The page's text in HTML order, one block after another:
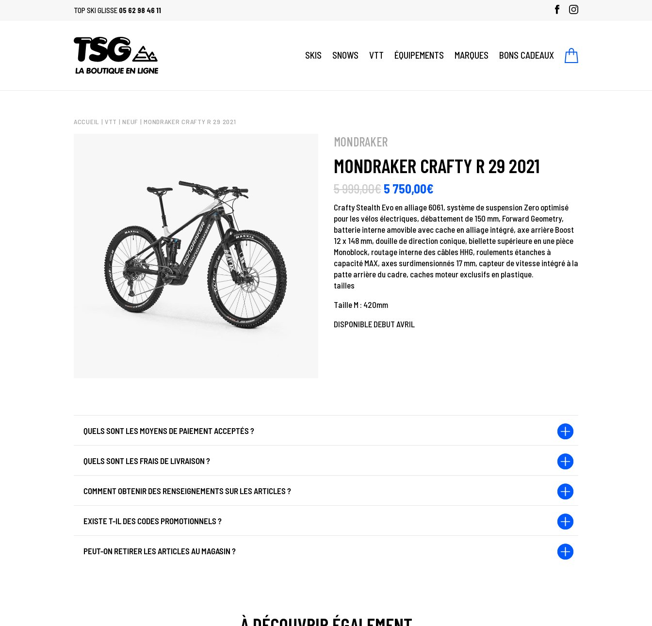
TOP SKI GLISSE 05 62 98 46 11
SKIS SNOWS VTT ÉQUIPEMENTS MARQUES BONS CADEAUX
ACCUEIL |VTT |NEUF | MONDRAKER CRAFTY R 29 2021
MONDRAKER
MONDRAKER CRAFTY R 29 2021
5 999,00€ 5 750,00€
Crafty Stealth Evo en alliage 6061, système de suspension Zero optimisé
pour les vélos électriques, débattement de 150 mm, Forward Geometry,
batterie interne amovible avec cache en alliage intégré, axe arrière Boost
12 x 148 mm, douille de direction conique, biellette supérieure en une pièce
Monoblock, routage interne des câbles HHG, roulements étanches à
capacité MAX, axes surdimensionnés 17 mm, capteur de vitesse intégré à la
patte arrière du cadre, caches moteur exclusifs en plastique.
tailles
Taille M : 420mm
DISPONIBLE DEBUT AVRIL
QUELS SONT LES MOYENS DE PAIEMENT ACCEPTÉS ?
QUELS SONT LES FRAIS DE LIVRAISON ?
COMMENT OBTENIR DES RENSEIGNEMENTS SUR LES ARTICLES ?
EXISTE T-IL DES CODES PROMOTIONNELS ?
PEUT-ON RETIRER LES ARTICLES AU MAGASIN ?